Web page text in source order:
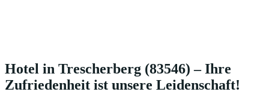
Hotel in Trescherberg (83546) – Ihre
Zufriedenheit ist unsere Leidenschaft!